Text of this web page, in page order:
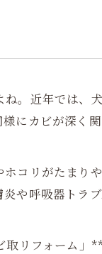
。近年では、
にカビが深く
コリがたまり
や呼吸器トラ
リフォーム」